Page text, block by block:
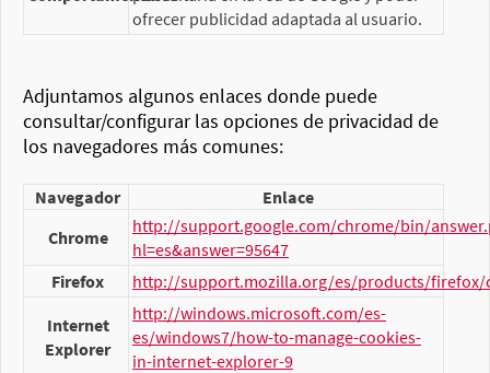
ofrecer publicidad adaptada al usuario.
Adjuntamos algunos enlaces donde puede
consultar/configurar las opciones de privacidad de
los navegadores más comunes:
Navegador
Enlace
Chrome
http://support.google.com/chrome/bin/
hl=es&answer=95647
Firefox
http://support.mozilla.org/es/products/firefox/
Internet
Explorer
http://windows.microsoft.com/es-
es/windows7/how-to-manage-cookies-
in-internet-explorer-9